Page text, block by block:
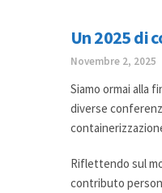
Un 2025 di
Novembre 2, 2025
Siamo ormai alla
diverse
Riflettendo sul
contributo